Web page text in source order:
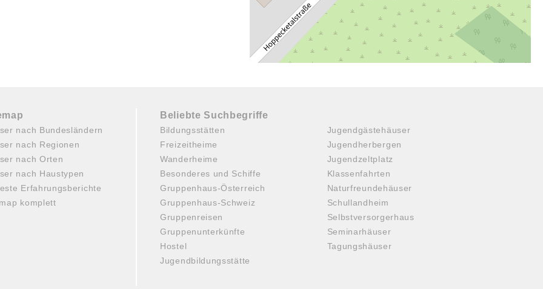
nach Bundesländern
nach Regionen
nach Orten
nach Haustypen
Erfahrungsberichte
komplett
Beliebte Suchbegriffe
Bildungsstätten
Freizeitheime
Wanderheime
Besonderes und Schiffe
Gruppenhaus-Österreich
Gruppenhaus-Schweiz
Gruppenreisen
Gruppenunterkünfte
Hostel
Jugendbildungsstätte
Jugendgästehäuser
Jugendherbergen
Jugendzeltplatz
Klassenfahrten
Naturfreundehäuser
Schullandheim
Selbstversorgerhaus
Seminarhäuser
Tagungshäuser